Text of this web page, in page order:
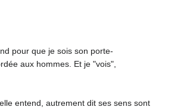
pour que je sois son porte-
aux hommes. Et je "vois",
entend, autrement dit ses sens sont